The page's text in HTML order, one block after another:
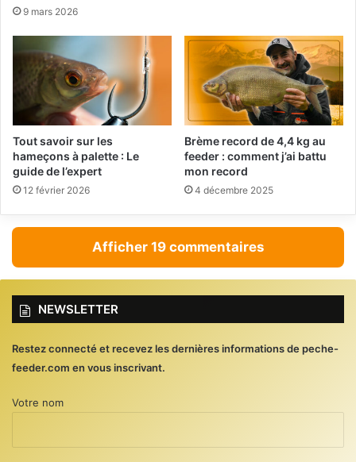
9 mars 2026
Tout savoir sur les
hameçons à palette : Le
guide de l’expert
12 février 2026
Brème record de 4,4 kg au
feeder : comment j’ai battu
mon record
4 décembre 2025
Afficher 19 commentaires
NEWSLETTER
Restez connecté et recevez les dernières informations de peche-
feeder.com en vous inscrivant.
Votre nom